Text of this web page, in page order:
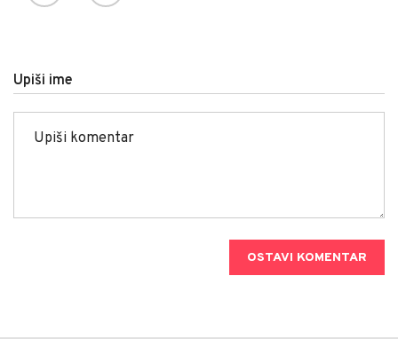
Upiši ime
OSTAVI KOMENTAR